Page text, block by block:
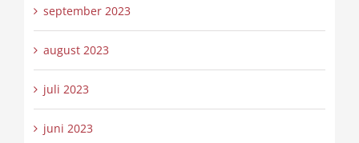
september 2023
august 2023
juli 2023
juni 2023